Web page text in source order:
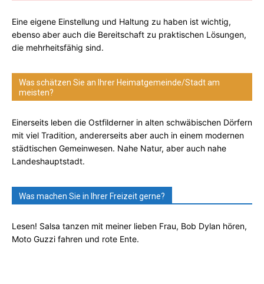
Eine eigene Einstellung und Haltung zu haben ist wichtig,
ebenso aber auch die Bereitschaft zu praktischen Lösungen,
die mehrheitsfähig sind.
Was schätzen Sie an Ihrer Heimatgemeinde/Stadt am
meisten?
Einerseits leben die Ostfilderner in alten schwäbischen Dörfern
mit viel Tradition, andererseits aber auch in einem modernen
städtischen Gemeinwesen. Nahe Natur, aber auch nahe
Landeshauptstadt.
Was machen Sie in Ihrer Freizeit gerne?
Lesen! Salsa tanzen mit meiner lieben Frau, Bob Dylan hören,
Moto Guzzi fahren und rote Ente.